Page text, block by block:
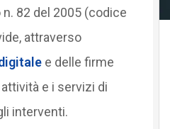
82 del 2005 (codice
attraverso
e delle firme
e i servizi di
interventi.